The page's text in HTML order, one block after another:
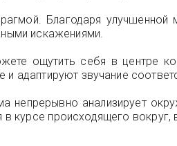
Благодаря улучшенной
искажениями.
ощутить себя в центре
адаптируют звучание
непрерывно анализирует
курсе происходящего